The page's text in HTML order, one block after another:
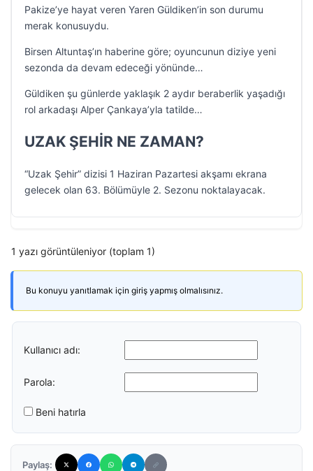
Pakize’ye hayat veren Yaren Güldiken’in son durumu
merak konusuydu.
Birsen Altuntaş’ın haberine göre; oyuncunun diziye yeni
sezonda da devam edeceği yönünde…
Güldiken şu günlerde yaklaşık 2 aydır beraberlik yaşadığı
rol arkadaşı Alper Çankaya’yla tatilde…
UZAK ŞEHİR NE ZAMAN?
“Uzak Şehir” dizisi 1 Haziran Pazartesi akşamı ekrana
gelecek olan 63. Bölümüyle 2. Sezonu noktalayacak.
1 yazı görüntüleniyor (toplam 1)
Bu konuyu yanıtlamak için giriş yapmış olmalısınız.
Kullanıcı adı:
Parola:
Beni hatırla
Paylaş: